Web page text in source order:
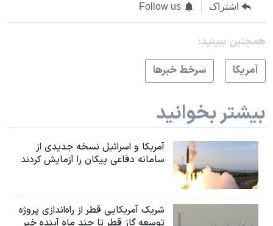
اشتراک Follow us
همچنبن ببینید:
آمريکا
سرخط خبرها
بیشتر بخوانید
آمریکا و اسرائیل نسخه جدیدی از
سامانه دفاعی پیکان را آزمایش کردند
شریک آمریکایی قطر از راه‌اندازی پروژه
توسعه گاز قطر تا چند ماه آینده خبر